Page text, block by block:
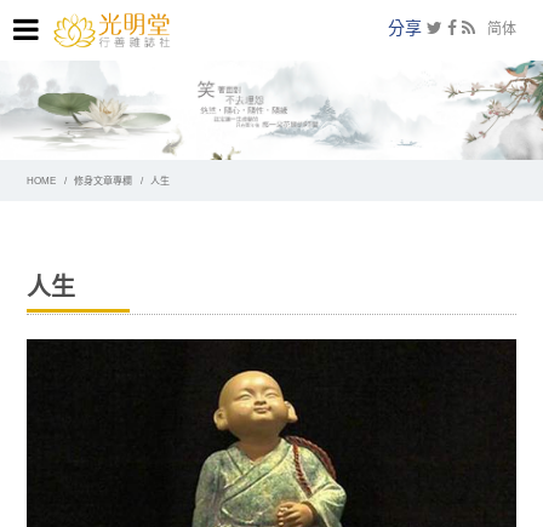
简体
分享
HOME 修身文章專欄 人生
人生